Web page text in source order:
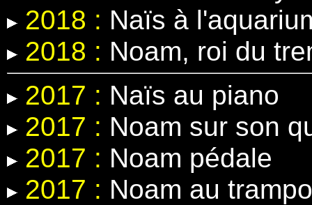
2018 : Naïs à
2018 : Noam, roi du
2017 : Naïs au piano
2017 : Noam sur son
2017 : Noam pédale
2017 : Noam au